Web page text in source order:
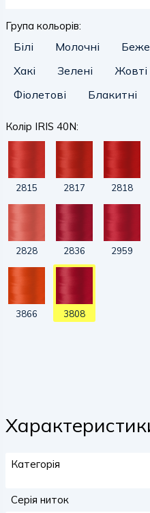
Група кольорів:
Білі Молочні
Хакі
Зелені Жовті
Фіолетові
Блакитні
Колір IRIS 40N:
2815 2817 2818
2828 2836 2959
3866 3808
Категорія
Серія ниток